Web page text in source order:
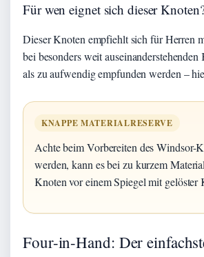
Für wen eignet sich dieser
Dieser Knoten empfiehlt sich für Herren
bei besonders weit
als zu aufwendig empfunden werden –
KNAPPE MATERIALRESERVE
Achte beim Vorbereiten des Windsor-
werden, kann es bei zu kurzem
Knoten vor einem Spiegel mit
Four-in-Hand: Der